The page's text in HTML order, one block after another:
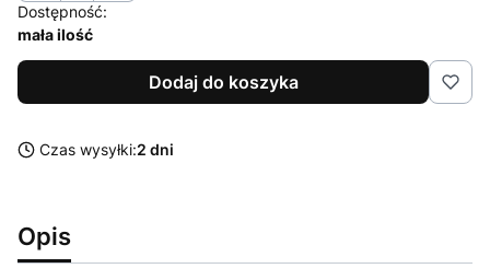
Dostępność:
mała ilość
Dodaj do koszyka
Czas wysyłki:2 dni
Opis